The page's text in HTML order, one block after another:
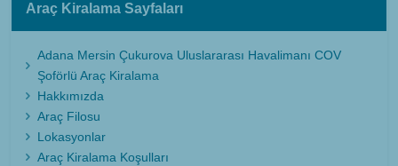
Araç Kiralama Sayfaları
Adana Mersin Çukurova Uluslararası Havalimanı COV
Şoförlü Araç Kiralama
Hakkımızda
Araç Filosu
Lokasyonlar
Araç Kiralama Koşulları